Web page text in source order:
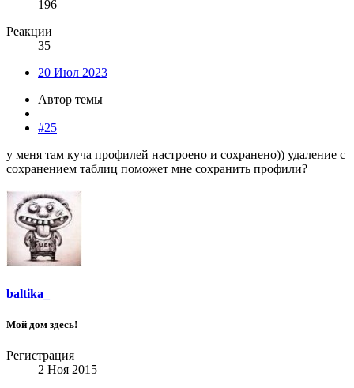
196
Реакции
35
20 Июл 2023
Автор темы
#25
у меня там куча профилей настроено и сохранено)) удаление с
сохранением таблиц поможет мне сохранить профили?
baltika_
Мой дом здесь!
Регистрация
2 Ноя 2015